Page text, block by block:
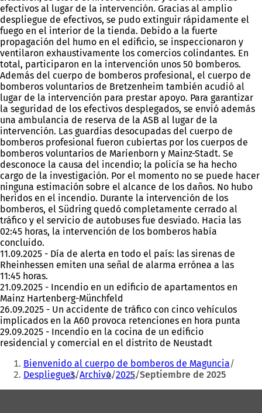
efectivos al lugar de la intervención. Gracias al amplio
despliegue de efectivos, se pudo extinguir rápidamente el
fuego en el interior de la tienda. Debido a la fuerte
propagación del humo en el edificio, se inspeccionaron y
ventilaron exhaustivamente los comercios colindantes. En
total, participaron en la intervención unos 50 bomberos.
Además del cuerpo de bomberos profesional, el cuerpo de
bomberos voluntarios de Bretzenheim también acudió al
lugar de la intervención para prestar apoyo. Para garantizar
la seguridad de los efectivos desplegados, se envió además
una ambulancia de reserva de la ASB al lugar de la
intervención. Las guardias desocupadas del cuerpo de
bomberos profesional fueron cubiertas por los cuerpos de
bomberos voluntarios de Marienborn y Mainz-Stadt. Se
desconoce la causa del incendio; la policía se ha hecho
cargo de la investigación. Por el momento no se puede hacer
ninguna estimación sobre el alcance de los daños. No hubo
heridos en el incendio. Durante la intervención de los
bomberos, el Südring quedó completamente cerrado al
tráfico y el servicio de autobuses fue desviado. Hacia las
02:45 horas, la intervención de los bomberos había
concluido.
11.09.2025 - Día de alerta en todo el país: las sirenas de
Rheinhessen emiten una señal de alarma errónea a las
11:45 horas.
21.09.2025 - Incendio en un edificio de apartamentos en
Mainz Hartenberg-Münchfeld
26.09.2025 - Un accidente de tráfico con cinco vehículos
implicados en la A60 provoca retenciones en hora punta
29.09.2025 - Incendio en la cocina de un edificio
residencial y comercial en el distrito de Neustadt
Estás
aquí:
Bienvenido al cuerpo de bomberos de Maguncia
Despliegues Archivo 2025 Septiembre de 2025